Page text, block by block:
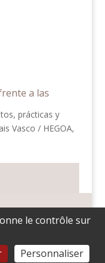
a las
prácticas y
Vasco / HEGOA,
Francais
Italiano
le contrôle sur
Personnaliser